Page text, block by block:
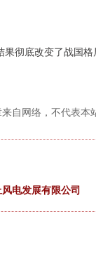
彻底改变了战国格
自网络，不代表本
电发展有限公司